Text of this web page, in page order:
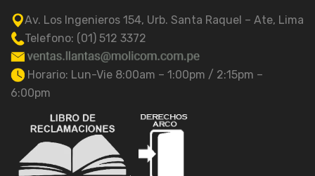
Av. Los Ingenieros 154, Urb. Santa Raquel – Ate, Lima
Telefono: (01) 512 3372
Horario: Lun-Vie 8:00am – 1:00pm / 2:15pm –
6:00pm